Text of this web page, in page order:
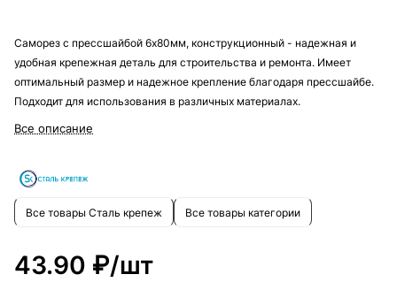
Саморез с прессшайбой 6х80мм, конструкционный - надежная и
удобная крепежная деталь для строительства и ремонта. Имеет
оптимальный размер и надежное крепление благодаря прессшайбе.
Подходит для использования в различных материалах.
Все описание
Все товары Сталь крепеж Все товары категории
43.90 ₽/шт